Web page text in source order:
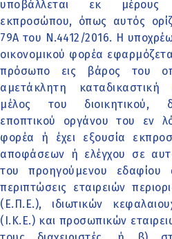
υποβάλλεται εκ
εκπροσώπου, όπως αυτός
79Α του Ν.4412/2016. Η
οικονομικού φορέα
πρόσωπο εις βάρος του
αμετάκλητη
μέλος του διοικητικού,
εποπτικού οργάνου του εν
φορέα ή έχει εξουσία
αποφάσεων ή ελέγχου σε
του προηγούμενου
περιπτώσεις εταιρειών
(Ε.Π.Ε.), ιδιωτικών
(Ι.Κ.Ε.) και προσωπικών